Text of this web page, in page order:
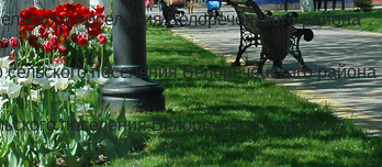
поселения Белореченского района
поселения Белореченского района
поселения Белореченского района